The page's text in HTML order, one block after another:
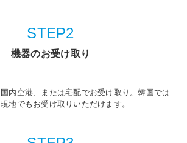
STEP2
機器のお受け取り
国内空港、または宅配でお受け取り。韓国では
現地でもお受け取りいただけます。